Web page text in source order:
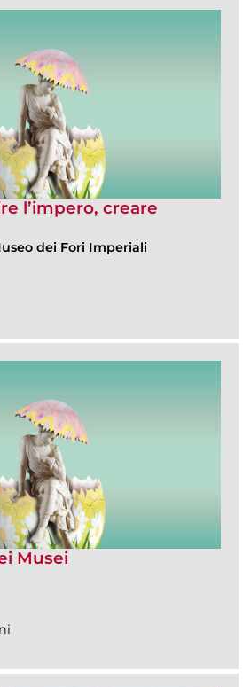
l’impero, creare
dei Fori Imperiali
Musei